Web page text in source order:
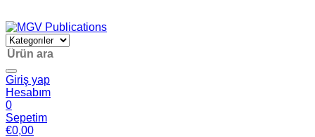
Giriş yap
Hesabım
0
Sepetim
€0,00